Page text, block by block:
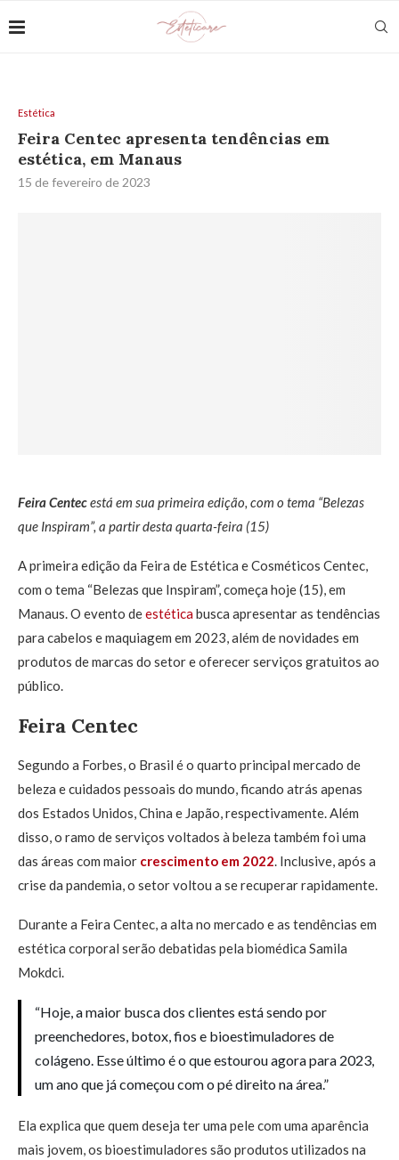
Estética
Feira Centec apresenta tendências em
estética, em Manaus
15 de fevereiro de 2023
Feira Centecestá em sua primeira edição, com o tema “Belezas
que Inspiram”, a partir desta quarta-feira (15)
A primeira edição da Feira de Estética e Cosméticos Centec,
com o tema “Belezas que Inspiram”, começa hoje (15), em
Manaus. O evento deestéticabusca apresentar as tendências
para cabelos e maquiagem em 2023, além de novidades em
produtos de marcas do setor e oferecer serviços gratuitos ao
público.
Feira Centec
Segundo a Forbes, o Brasil é o quarto principal mercado de
beleza e cuidados pessoais do mundo, ficando atrás apenas
dos Estados Unidos, China e Japão, respectivamente. Além
disso, o ramo de serviços voltados à beleza também foi uma
das áreas com maior crescimento em 2022. Inclusive, após a
crise da pandemia, o setor voltou a se recuperar rapidamente.
Durante a Feira Centec, a alta no mercado e as tendências em
estética corporal serão debatidas pela biomédica Samila
Mokdci.
“Hoje, a maior busca dos clientes está sendo por
preenchedores, botox, fios e bioestimuladores de
colágeno. Esse último é o que estourou agora para 2023,
um ano que já começou com o pé direito na área.”
Ela explica que quem deseja ter uma pele com uma aparência
mais jovem, os bioestimuladores são produtos utilizados na